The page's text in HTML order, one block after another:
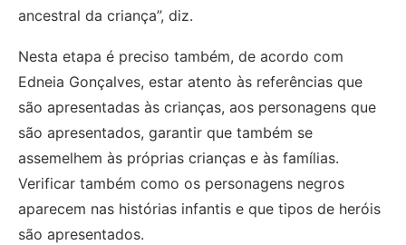
ancestral da criança”, diz.
Nesta etapa é preciso também, de acordo com
Edneia Gonçalves, estar atento às referências que
são apresentadas às crianças, aos personagens que
são apresentados, garantir que também se
assemelhem às próprias crianças e às famílias.
Verificar também como os personagens negros
aparecem nas histórias infantis e que tipos de heróis
são apresentados.